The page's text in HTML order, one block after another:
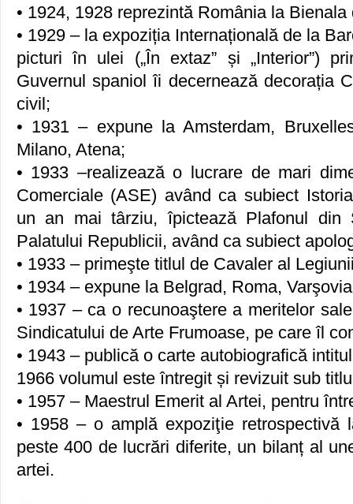
• 1924, 1928 reprezintă România la Bienala
• 1929 – la expoziția Internațională de la
picturi în ulei („În extaz” și „Interior”)
Guvernul spaniol îi decernează decorația
civil;
• 1931 – expune la Amsterdam,
Milano, Atena;
• 1933 –realizează o lucrare de mari
Comerciale (ASE) având ca subiect
un an mai târziu, îpictează Plafonul din
Palatului Republicii, având ca subiect
• 1933 – primeşte titlul de Cavaler al
• 1934 – expune la Belgrad, Roma,
• 1937 – ca o recunoaştere a meritelor
Sindicatului de Arte Frumoase, pe care îl
• 1943 – publică o carte autobiografică
1966 volumul este întregit și revizuit sub
• 1957 – Maestrul Emerit al Artei, pentru
• 1958 – o amplă expoziţie retrospectivă
peste 400 de lucrări diferite, un bilanț al
artei.